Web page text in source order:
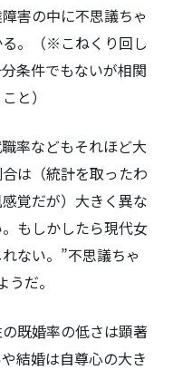
検
索:
害の中に不思議ちゃ
。（※こねくり回し
条件でもないが相関
と）
率などもそれほど大
は（統計を取ったわ
覚だが）大きく異な
もしかしたら現代女
ない。”不思議ちゃ
だ。
既婚率の低さは顕著
結婚は自尊心の大き